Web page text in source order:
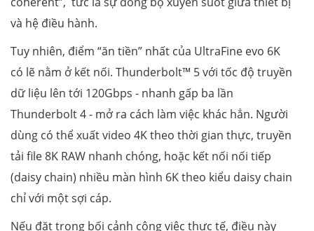
và hệ điều hành.
Tuy nhiên, điểm “ăn tiền” nhất của UltraFine evo 6K
có lẽ nằm ở kết nối. Thunderbolt™ 5 với tốc độ truyền
dữ liệu lên tới 120Gbps - nhanh gấp ba lần
Thunderbolt 4 - mở ra cách làm việc khác hẳn. Người
dùng có thể xuất video 4K theo thời gian thực, truyền
tải file 8K RAW nhanh chóng, hoặc kết nối nối tiếp
(daisy chain) nhiều màn hình 6K theo kiểu daisy chain
chỉ với một sợi cáp.
Nếu đặt trong bối cảnh công việc thực tế, điều này